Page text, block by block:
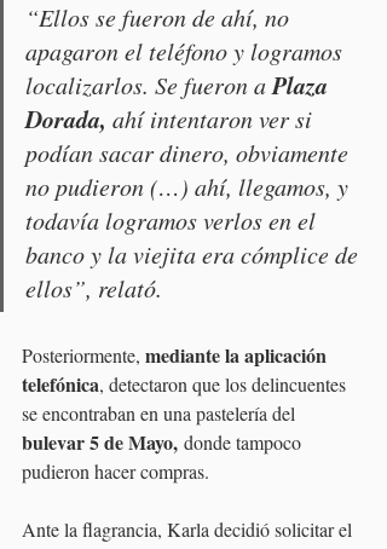
“Ellos se fueron de ahí, no
apagaron el teléfono y logramos
localizarlos. Se fueron a Plaza
Dorada, ahí intentaron ver si
podían sacar dinero, obviamente
no pudieron (…) ahí, llegamos, y
todavía logramos verlos en el
banco y la viejita era cómplice de
ellos”, relató.
Posteriormente, mediante la aplicación
telefónica, detectaron que los delincuentes
se encontraban en una pastelería del
bulevar 5 de Mayo, donde tampoco
pudieron hacer compras.
Ante la flagrancia, Karla decidió solicitar el